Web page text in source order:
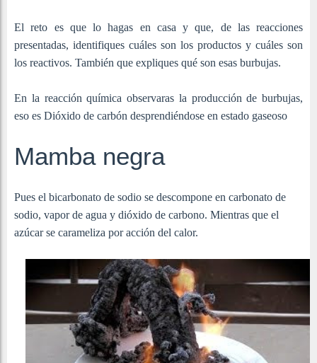
El reto es que lo hagas en casa y que, de las reacciones
presentadas, identifiques cuáles son los productos y cuáles son
los reactivos. También que expliques qué son esas burbujas.
En la reacción química observaras la producción de burbujas,
eso es Dióxido de carbón desprendiéndose en estado gaseoso
Mamba negra
Pues el bicarbonato de sodio se descompone en carbonato de
sodio, vapor de agua y dióxido de carbono. Mientras que el
azúcar se carameliza por acción del calor.